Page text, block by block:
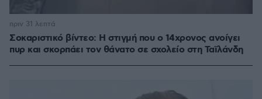
Σοκαριστικό βίντεο: Η στιγμή που ο 14χρονος ανοίγει
πυρ και σκορπάει τον θάνατο σε σχολείο στη Ταϊλάνδη
πριν 31 λεπτά